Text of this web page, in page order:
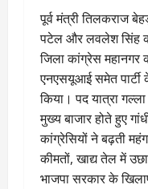
पूर्व मंत्री तिलकराज
पटेल और लवलेश सिंह की
जिला कांग्रेस
एनएसयूआई समेत
किया। पद यात्रा
मुख्य बाजार होते हुए
कांग्रेसियों ने बढ़ती
कीमतों, खाद्य तेल में
भाजपा सरकार के